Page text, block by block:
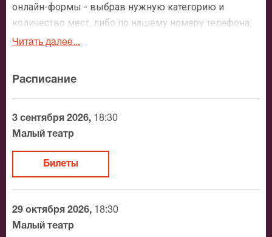
онлайн-формы - выбрав нужную категорию и
количество мест, либо по нашему номеру телефона:
+7 (495) 921-35-00. После оформления заявки с Вами
мест в зрительном зале, о том как заказать билет и
утвердит адрес доставки.
Официальные билеты на Расстроенная
Москве в течение не более 2-х часов. Бесплатная
доставка билетов осуществляется в пределах МКАД
возле метро или в пешей доступности. Оплатить
Читать далее...
Расписание
3 сентября 2026, 18:30
Малый театр
Билеты
29 октября 2026, 18:30
Малый театр